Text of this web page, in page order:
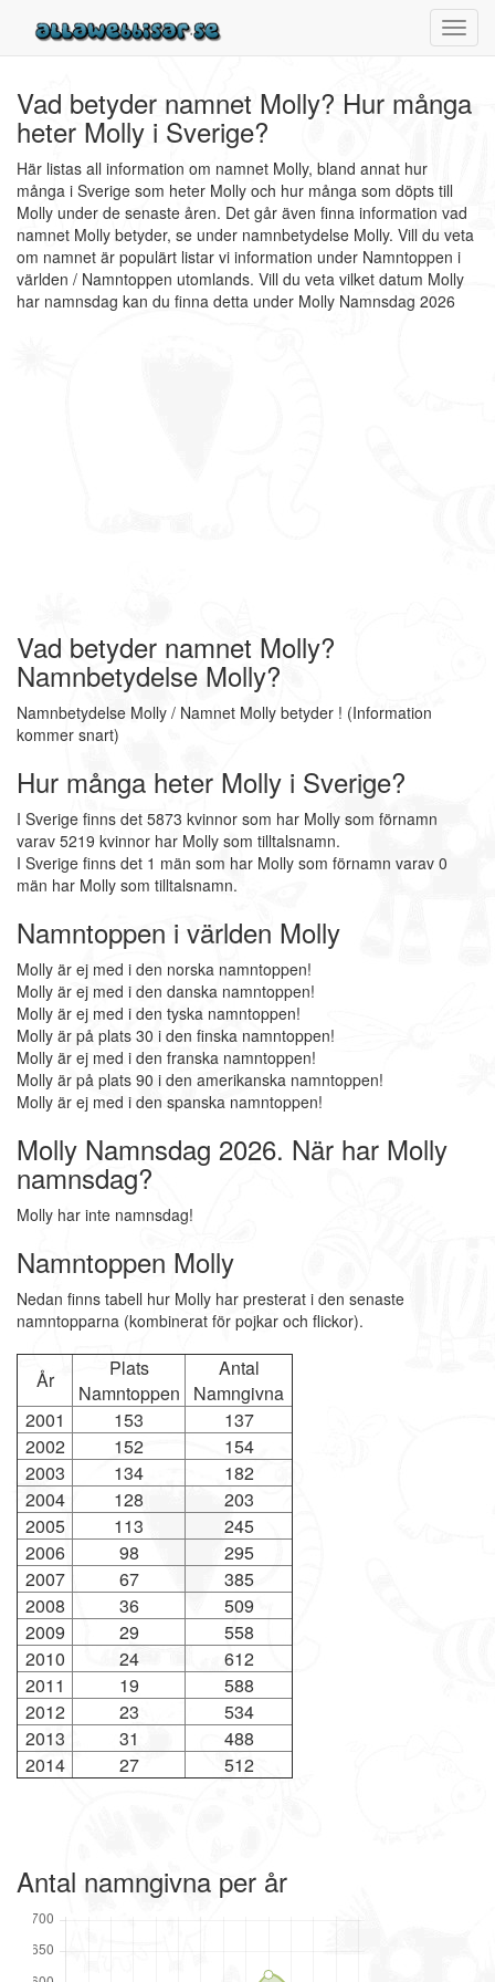
Vad betyder namnet Molly? Hur många
heter Molly i Sverige?
Här listas all information om namnet Molly, bland annat hur
många i Sverige som heter Molly och hur många som döpts till
Molly under de senaste åren. Det går även finna information vad
namnet Molly betyder, se under namnbetydelse Molly. Vill du veta
om namnet är populärt listar vi information under Namntoppen i
världen / Namntoppen utomlands. Vill du veta vilket datum Molly
har namnsdag kan du finna detta under Molly Namnsdag 2026
Vad betyder namnet Molly?
Namnbetydelse Molly?
Namnbetydelse Molly / Namnet Molly betyder ! (Information
kommer snart)
Hur många heter Molly i Sverige?
I Sverige finns det 5873 kvinnor som har Molly som förnamn
varav 5219 kvinnor har Molly som tilltalsnamn.
I Sverige finns det 1 män som har Molly som förnamn varav 0
män har Molly som tilltalsnamn.
Namntoppen i världen Molly
Molly är ej med i den norska namntoppen!
Molly är ej med i den danska namntoppen!
Molly är ej med i den tyska namntoppen!
Molly är på plats 30 i den finska namntoppen!
Molly är ej med i den franska namntoppen!
Molly är på plats 90 i den amerikanska namntoppen!
Molly är ej med i den spanska namntoppen!
Molly Namnsdag 2026. När har Molly
namnsdag?
Molly har inte namnsdag!
Namntoppen Molly
Nedan finns tabell hur Molly har presterat i den senaste
namntopparna (kombinerat för pojkar och flickor).
År
Plats
Namntoppen
Antal
Namngivna
2001
153
137
2002
152
154
2003
134
182
2004
128
203
2005
113
245
2006
98
295
2007
67
385
2008
36
509
2009
29
558
2010
24
612
2011
19
588
2012
23
534
2013
31
488
2014
27 512
Antal namngivna per år